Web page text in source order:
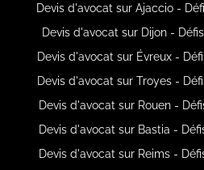
Devis d'avocat sur Ajaccio -
Devis d'avocat sur Dijon -
Devis d'avocat sur Évreux -
Devis d'avocat sur Troyes -
Devis d'avocat sur Rouen -
Devis d'avocat sur Bastia -
Devis d'avocat sur Reims -